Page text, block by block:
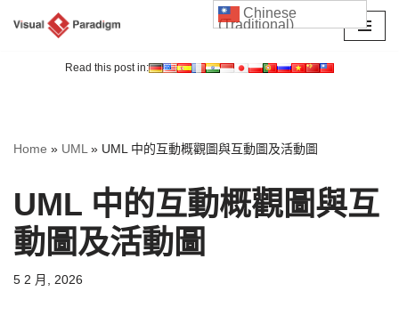
Read this post in:
Home » UML» UML 中的互動概觀圖與互動圖及活動圖
UML 中的互動概觀圖與互
動圖及活動圖
5 2 月, 2026
Chinese
(Traditional)